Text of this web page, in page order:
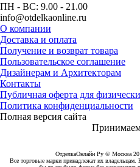
ПН - ВС: 9.00 - 21.00
info@otdelkaonline.ru
О компании
Доставка и оплата
Получение и возврат товара
Пользовательское соглашение
Дизайнерам и Архитекторам
Контакты
Публичная оферта для
Политика конфиденциальности
Полная версия сайта
ОтделкаОнлайн Ру © Москва
Все торговые марки принадлежат их владельцам.